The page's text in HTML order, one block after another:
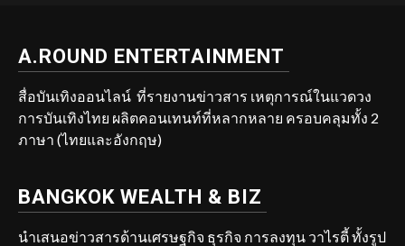
A.ROUND ENTERTAINMENT
สื่อบันเทิงออนไลน์ ที่รายงานข่าวสาร เหตุการณ์ในแวดวง
การบันเทิงไทย ผลิตคอนเทนท์ที่หลากหลาย ครอบคลุมทั้ง 2
ภาษา (ไทยและอังกฤษ)
BANGKOK WEALTH & BIZ
นำเสนอข่าวสารด้านเศรษฐกิจ ธุรกิจ การลงทุน วาไรตี้ ทั้งรูป